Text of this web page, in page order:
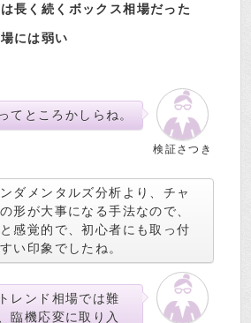
長く続くボックス相場だった
には弱い
検証さつき
ってところかしらね。
ダメンタルズ分析より、チャ
形が大事になる手法なので、
感覚的で、初心者にも取っ付
い印象でしたね。
レンド相場では難
臨機応変に取り入